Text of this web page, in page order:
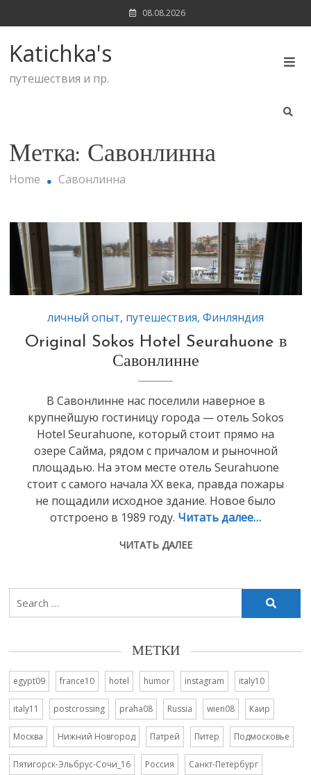
to
08.08.2026
Katichka's
путешествия и пр.
Метка: Савонлинна
Home Савонлинна
личный опыт, путешествия,Финляндия
Original Sokos Hotel Seurahuone в
Савонлинне
В Савонлинне нас поселили наверное в
крупнейшую гостиницу города — отель Sokos
Hotel Seurahuone, который стоит прямо на
озере Сайма, рядом с причалом и рыночной
площадью. На этом месте отель Seurahuone
стоит с самого начала XX века, правда пожары
не пощадили исходное здание. Новое было
отстроено в 1989 году. Читать далее…
ЧИТАТЬ ДАЛЕЕ
Search
МЕТКИ
egypt09 france10 hotel humor instagram italy10
italy11 postcrossing praha08 Russia wien08 Каир
Москва Нижний Новгород Патрей Питер Подмосковье
Пятигорск-Эльбрус-Сочи_16 Россия Санкт-Петербург